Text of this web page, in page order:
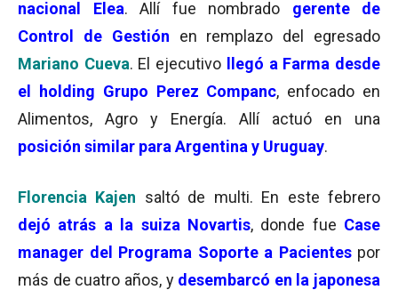
nacional Elea. Allí fue nombrado gerente de
Control de Gestión en remplazo del egresado
Mariano Cueva. El ejecutivo
llegó a Farma desde
el holding Grupo Perez Companc, enfocado en
Alimentos, Agro y Energía. Allí actuó en una
posición similar para Argentina y Uruguay.
Florencia Kajen saltó de multi. En este febrero
dejó atrás a la suiza Novartis, donde fue Case
manager del Programa Soporte a Pacientespor
más de cuatro años, y desembarcó en la japonesa